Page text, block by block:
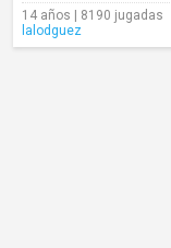
14 años | 8190 jugadas
lalodguez